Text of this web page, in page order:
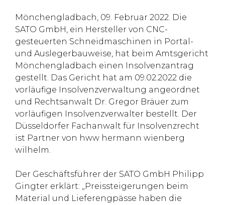
Mönchengladbach, 09. Februar 2022. Die
SATO GmbH, ein Hersteller von CNC-
gesteuerten Schneidmaschinen in Portal-
und Auslegerbauweise, hat beim Amtsgericht
Mönchengladbach einen Insolvenzantrag
gestellt. Das Gericht hat am 09.02.2022 die
vorläufige Insolvenzverwaltung angeordnet
und Rechtsanwalt Dr. Gregor Bräuer zum
vorläufigen Insolvenzverwalter bestellt. Der
Düsseldorfer Fachanwalt für Insolvenzrecht
ist Partner von hww hermann wienberg
wilhelm.
Der Geschäftsführer der SATO GmbH Philipp
Gingter erklärt: „Preissteigerungen beim
Material und Lieferengpässe haben die